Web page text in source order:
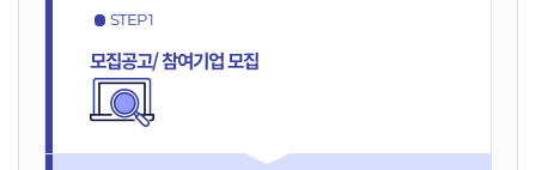
STEP 1
모집공고/참여기업모집